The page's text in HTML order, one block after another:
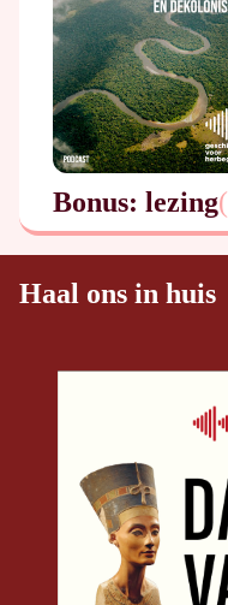
Bonus: lezing(
Haal ons in huis